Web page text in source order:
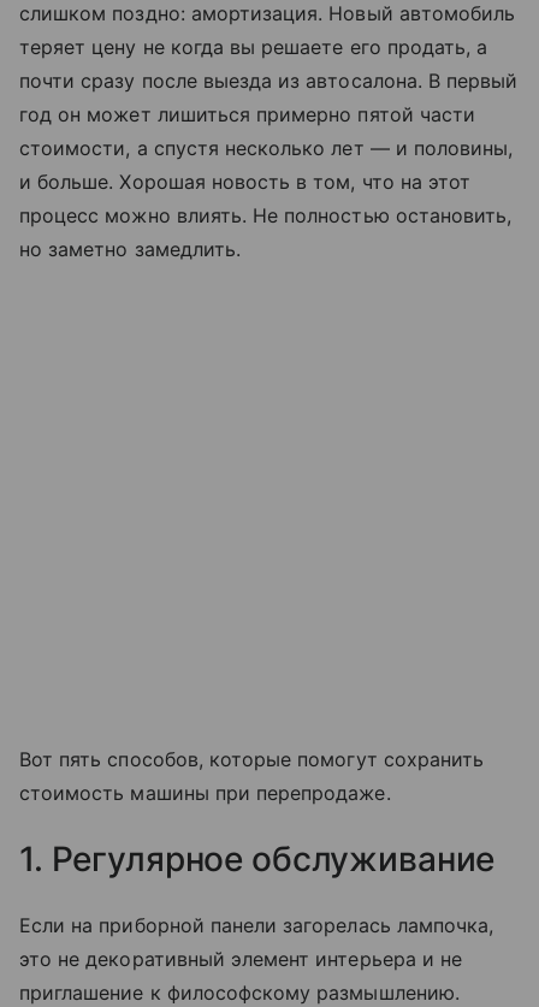
слишком поздно: амортизация. Новый автомобиль
теряет цену не когда вы решаете его продать, а
почти сразу после выезда из автосалона. В первый
год он может лишиться примерно пятой части
стоимости, а спустя несколько лет — и половины,
и больше. Хорошая новость в том, что на этот
процесс можно влиять. Не полностью остановить,
но заметно замедлить.
Вот пять способов, которые помогут сохранить
стоимость машины при перепродаже.
1. Регулярное обслуживание
Если на приборной панели загорелась лампочка,
это не декоративный элемент интерьера и не
приглашение к философскому размышлению.